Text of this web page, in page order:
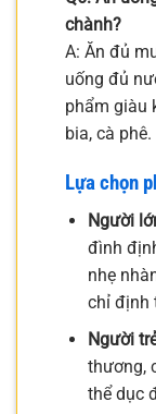
chành?
A: Ăn đủ
uống đủ
phẩm giàu
bia, cà phê.
Lựa chọn
Người
đình
nhẹ
chỉ định
Người
thương,
thể dục